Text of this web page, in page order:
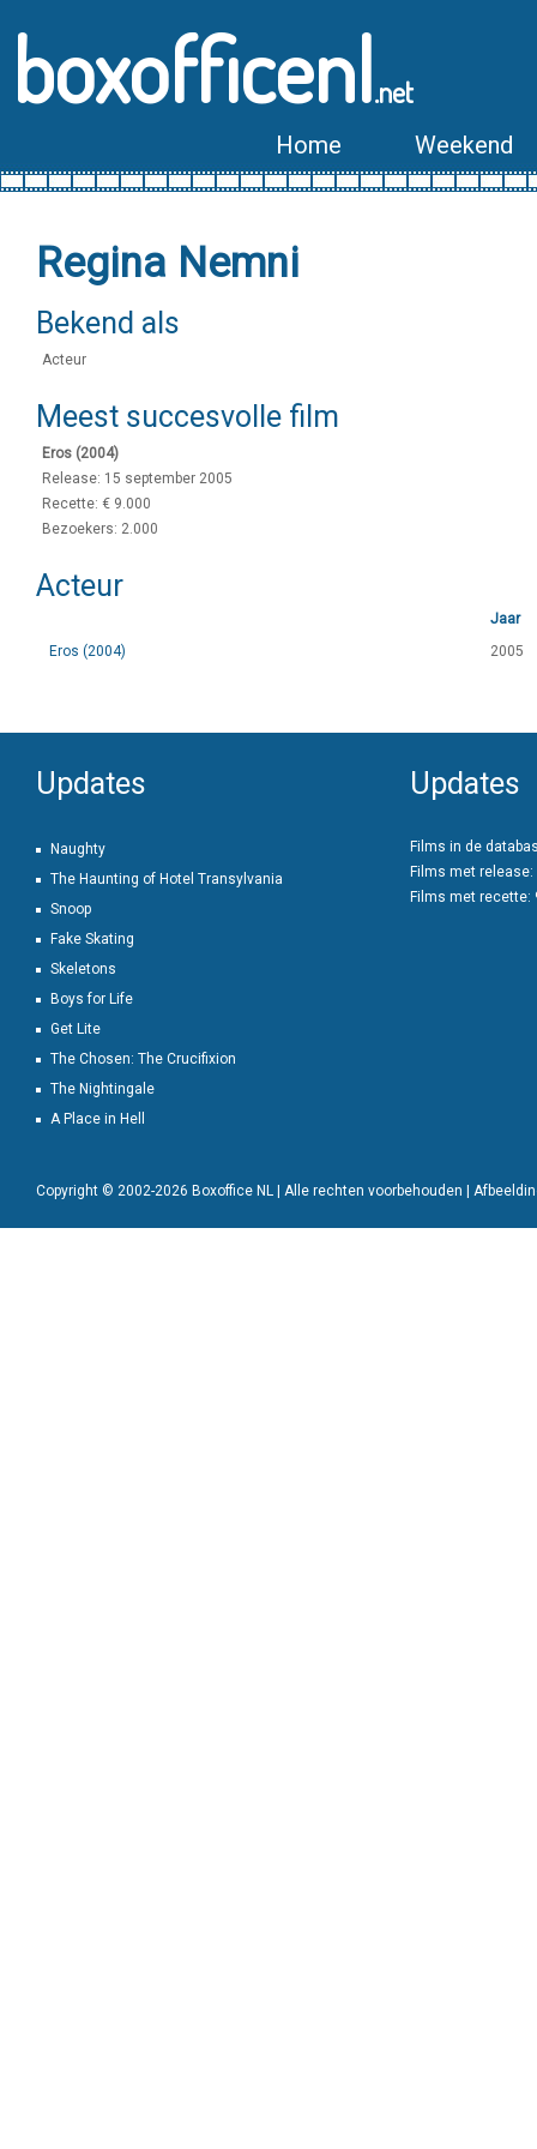
boxofficenl.net
Home Weekend
Regina Nemni
Bekend als
Acteur
Meest succesvolle film
Eros (2004)
Release: 15 september 2005
Recette: € 9.000
Bezoekers: 2.000
Acteur
Jaar
Eros (2004)
2005
Updates
Naughty
The Haunting of Hotel Transylvania
Snoop
Fake Skating
Skeletons
Boys for Life
Get Lite
The Chosen: The Crucifixion
The Nightingale
A Place in Hell
Updates
Films in de
Films met release:
Films met recette:
Copyright © 2002-2026 Boxoffice NL | Alle rechten voorbehouden |